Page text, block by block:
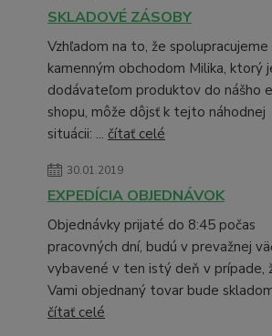
SKLADOVÉ ZÁSOBY
Vzhľadom na to, že spolupracujeme
kamenným obchodom Milika, ktorý
dodávateľom produktov do nášho
shopu, môže dôjsť k tejto náhodnej
situácii: ... čítať celé
30.01.2019
EXPEDÍCIA OBJEDNÁVOK
Objednávky prijaté do 8:45 počas
pracovných dní, budú v prevažnej
vybavené v ten istý deň v prípade,
Vami objednaný tovar bude
čítať celé